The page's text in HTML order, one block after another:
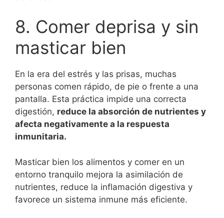
8. Comer deprisa y sin
masticar bien
En la era del estrés y las prisas, muchas
personas comen rápido, de pie o frente a una
pantalla. Esta práctica impide una correcta
digestión, reduce la absorción de nutrientes y
afecta negativamente a la respuesta
inmunitaria.
Masticar bien los alimentos y comer en un
entorno tranquilo mejora la asimilación de
nutrientes, reduce la inflamación digestiva y
favorece un sistema inmune más eficiente.